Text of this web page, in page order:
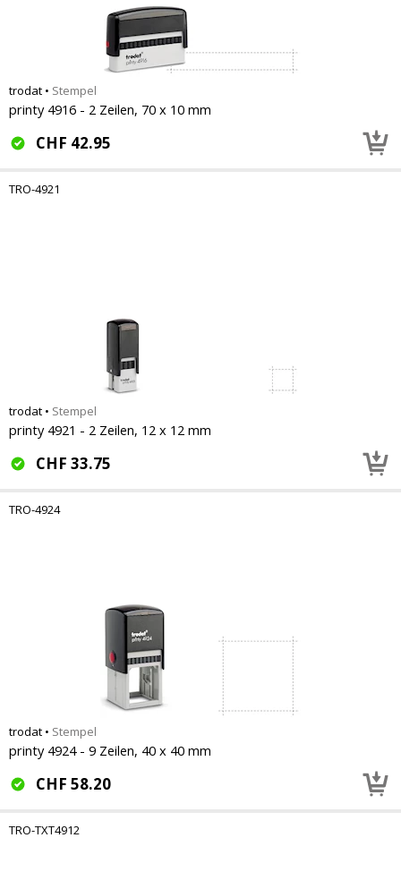
trodat • Stempel
printy 4916 - 2 Zeilen, 70 x 10 mm
CHF 42.95
TRO-4921
trodat • Stempel
printy 4921 - 2 Zeilen, 12 x 12 mm
CHF 33.75
TRO-4924
trodat • Stempel
printy 4924 - 9 Zeilen, 40 x 40 mm
CHF 58.20
TRO-TXT4912